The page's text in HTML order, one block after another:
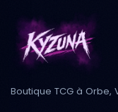
Boutique TCG à Orbe,